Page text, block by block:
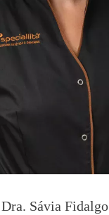
Dra. Sávia Fidalgo